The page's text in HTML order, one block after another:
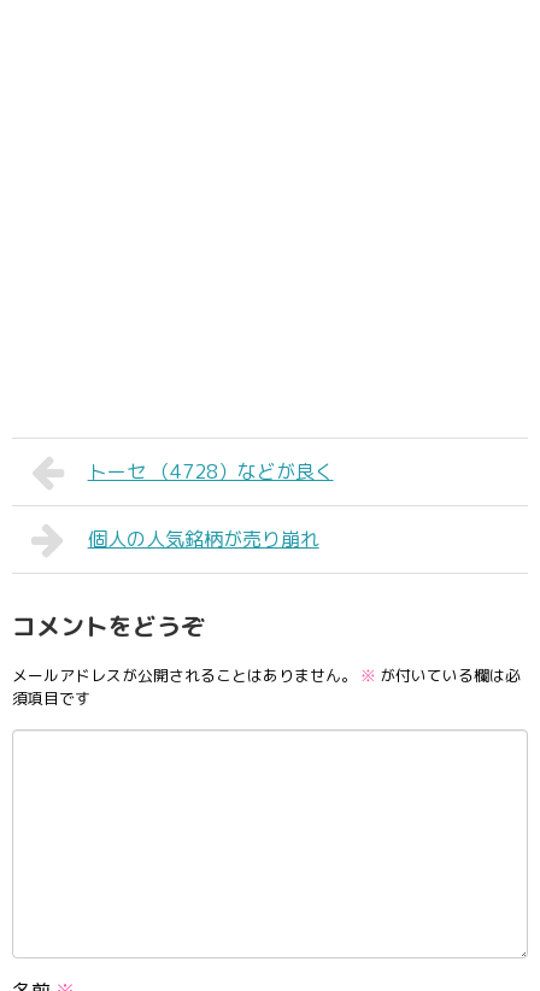
トーセ （4728）などが良く
個人の人気銘柄が売り崩れ
コメントをどうぞ
メールアドレスが公開されることはありません。 ※ が付いている欄は必
須項目です